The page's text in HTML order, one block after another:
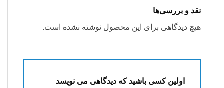
نقد و بررسی‌ها
هیچ دیدگاهی برای این محصول نوشته نشده است.
اولین کسی باشید که دیدگاهی می نویسد